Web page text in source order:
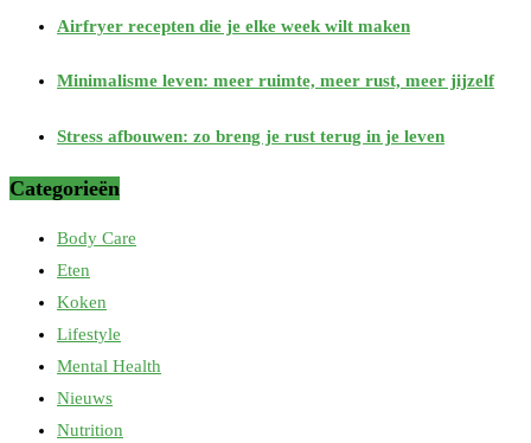
Airfryer recepten die je elke week wilt maken
Minimalisme leven: meer ruimte, meer rust, meer jijzelf
Stress afbouwen: zo breng je rust terug in je leven
Categorieën
Body Care
Eten
Koken
Lifestyle
Mental Health
Nieuws
Nutrition